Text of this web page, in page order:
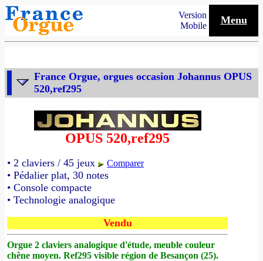
Version
Mobile
Menu
France Orgue, orgues occasion Johannus OPUS
520,ref295
OPUS 520,ref295
• 2 claviers / 45 jeux Comparer
• Pédalier plat, 30 notes
• Console compacte
• Technologie analogique
Vendu
Orgue 2 claviers analogique d'étude, meuble couleur
chêne moyen. Ref295 visible région de Besançon (25).